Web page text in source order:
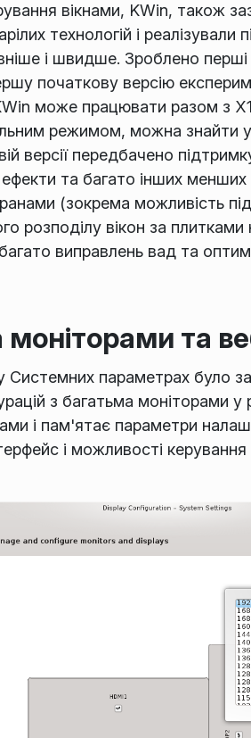
вікнами, KWin, також
технологій і
і швидше. Зроблено перші
початкову версію
може працювати разом з
режимом, можна знайти у
версії передбачено
ефекти та багато інших
(зокрема можливість
розподілу вікон за
виправлень вад та
моніторами та
параметрах було
з багатьма моніторами
і пам'ятає параметри
і можливості